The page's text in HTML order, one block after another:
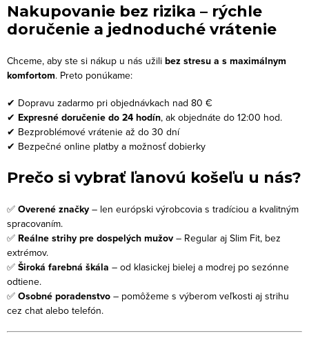
Nakupovanie bez rizika – rýchle
doručenie a jednoduché vrátenie
Chceme, aby ste si nákup u nás užili bez stresu a s maximálnym
komfortom. Preto ponúkame:
✔ Dopravu zadarmo pri objednávkach nad 80 €
✔ Expresné doručenie do 24 hodín, ak objednáte do 12:00 hod.
✔ Bezproblémové vrátenie až do 30 dní
✔ Bezpečné online platby a možnosť dobierky
Prečo si vybrať ľanovú košeľu u nás?
✅ Overené značky – len európski výrobcovia s tradíciou a kvalitným
spracovaním.
✅ Reálne strihy pre dospelých mužov – Regular aj Slim Fit, bez
extrémov.
✅ Široká farebná škála – od klasickej bielej a modrej po sezónne
odtiene.
✅ Osobné poradenstvo – pomôžeme s výberom veľkosti aj strihu
cez chat alebo telefón.